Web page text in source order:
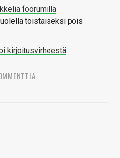
foorumilla
toistaiseksi pois
kirjoitusvirheestä